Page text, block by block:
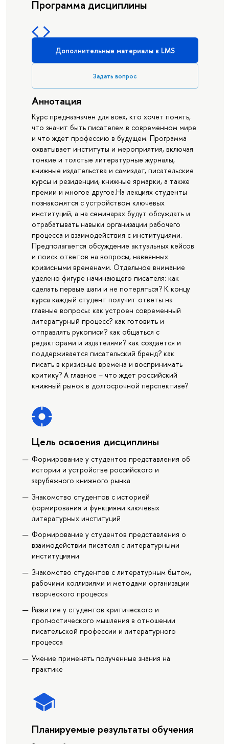
Программа дисциплины
Дополнительные материалы в LMS
Задать вопрос
Аннотация
Курс предназначен для всех, кто хочет понять,
что значит быть писателем в современном мире
и что ждет профессию в будущем. Программа
охватывает институты и мероприятия, включая
тонкие и толстые литературные журналы,
книжные издательства и самиздат, писательские
курсы и резиденции, книжные ярмарки, а также
премии и многое другое.На лекциях студенты
познакомятся с устройством ключевых
институций, а на семинарах будут обсуждать и
отрабатывать навыки организации рабочего
процесса и взаимодействия с институциями.
Предполагается обсуждение актуальных кейсов
и поиск ответов на вопросы, навеянных
кризисными временами. Отдельное внимание
уделено фигуре начинающего писателя: как
сделать первые шаги и не потеряться? К концу
курса каждый студент получит ответы на
главные вопросы: как устроен современный
литературный процесс? как готовить и
отправлять рукописи? как общаться с
редакторами и издателями? как создается и
поддерживается писательский бренд? как
писать в кризисные времена и воспринимать
критику? А главное – что ждет российский
книжный рынок в долгосрочной перспективе?
Цель освоения дисциплины
Формирование у студентов представления об
истории и устройстве российского и
зарубежного книжного рынка
Знакомство студентов с историей
формирования и функциями ключевых
литературных институций
Формирование у студентов представления о
взаимодействии писателя с литературными
институциями
Знакомство студентов с литературным бытом,
рабочими коллизиями и методами организации
творческого процесса
Развитие у студентов критического и
прогностического мышления в отношении
писательской профессии и литературного
процесса
Умение применять полученные знания на
практике
Планируемые результаты обучения